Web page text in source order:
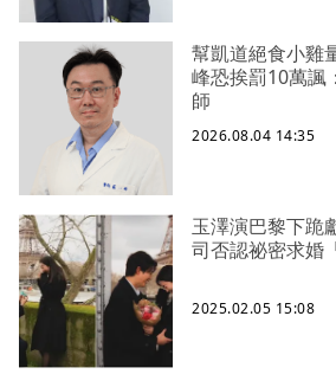
幫凱道絕食小雞
峰恐挨罰10萬諷
師
2026.08.04 14:35
玉澤演巴黎下
司否認祕密求婚
2025.02.05 15:08